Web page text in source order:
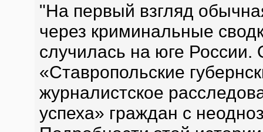
"На первый взгляд
через криминальные
случилась на юге России.
«Ставропольские
журналистское
успеха» граждан с